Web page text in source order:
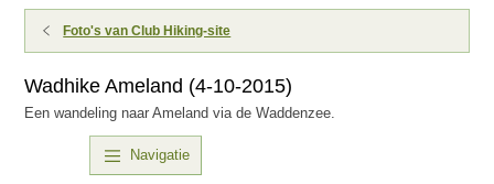
Foto's van Club Hiking-site
Wadhike Ameland (4-10-2015)
Een wandeling naar Ameland via de Waddenzee.
Navigatie